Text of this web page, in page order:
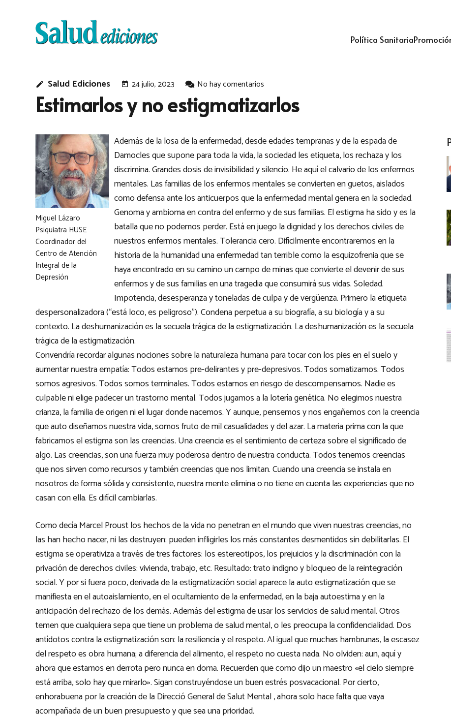
Política Sanitaria
edit Salud Ediciones today 24 julio, 2023 No hay comentarios
Estimarlos y no estigmatizarlos
Miguel Lázaro
Psiquiatra HUSE
Coordinador del
Centro de Atención
Integral de la
Depresión
Además de la losa de la enfermedad, desde edades tempranas y de la espada de
Damocles que supone para toda la vida, la sociedad les etiqueta, los rechaza y los
discrimina. Grandes dosis de invisibilidad y silencio. He aquí el calvario de los enfermos
mentales. Las familias de los enfermos mentales se convierten en guetos, aislados
como defensa ante los anticuerpos que la enfermedad mental genera en la sociedad.
Genoma y ambioma en contra del enfermo y de sus familias. El estigma ha sido y es la
batalla que no podemos perder. Está en juego la dignidad y los derechos civiles de
nuestros enfermos mentales. Tolerancia cero. Difícilmente encontraremos en la
historia de la humanidad una enfermedad tan terrible como la esquizofrenia que se
haya encontrado en su camino un campo de minas que convierte el devenir de sus
enfermos y de sus familias en una tragedia que consumirá sus vidas. Soledad.
Impotencia, desesperanza y toneladas de culpa y de vergüenza. Primero la etiqueta
despersonalizadora (“está loco, es peligroso”). Condena perpetua a su biografía, a su biología y a su
contexto. La deshumanización es la secuela trágica de la estigmatización. La deshumanización es la secuela
trágica de la estigmatización.
Convendría recordar algunas nociones sobre la naturaleza humana para tocar con los pies en el suelo y
aumentar nuestra empatía: Todos estamos pre-delirantes y pre-depresivos. Todos somatizamos. Todos
somos agresivos. Todos somos terminales. Todos estamos en riesgo de descompensarnos. Nadie es
culpable ni elige padecer un trastorno mental. Todos jugamos a la lotería genética. No elegimos nuestra
crianza, la familia de origen ni el lugar donde nacemos. Y aunque, pensemos y nos engañemos con la creencia
que auto diseñamos nuestra vida, somos fruto de mil casualidades y del azar. La materia prima con la que
fabricamos el estigma son las creencias. Una creencia es el sentimiento de certeza sobre el significado de
algo. Las creencias, son una fuerza muy poderosa dentro de nuestra conducta. Todos tenemos creencias
que nos sirven como recursos y también creencias que nos limitan. Cuando una creencia se instala en
nosotros de forma sólida y consistente, nuestra mente elimina o no tiene en cuenta las experiencias que no
casan con ella. Es difícil cambiarlas.
Como decía Marcel Proust los hechos de la vida no penetran en el mundo que viven nuestras creencias, no
las han hecho nacer, ni las destruyen: pueden infligirles los más constantes desmentidos sin debilitarlas. El
estigma se operativiza a través de tres factores: los estereotipos, los prejuicios y la discriminación con la
privación de derechos civiles: vivienda, trabajo, etc. Resultado: trato indigno y bloqueo de la reintegración
social. Y por si fuera poco, derivada de la estigmatización social aparece la auto estigmatización que se
manifiesta en el autoaislamiento, en el ocultamiento de la enfermedad, en la baja autoestima y en la
anticipación del rechazo de los demás. Además del estigma de usar los servicios de salud mental. Otros
temen que cualquiera sepa que tiene un problema de salud mental, o les preocupa la confidencialidad. Dos
antídotos contra la estigmatización son: la resiliencia y el respeto. Al igual que muchas hambrunas, la escasez
del respeto es obra humana; a diferencia del alimento, el respeto no cuesta nada. No olviden: aun, aquí y
ahora que estamos en derrota pero nunca en doma. Recuerden que como dijo un maestro «el cielo siempre
está arriba, solo hay que mirarlo». Sigan construyéndose un buen estrés posvacacional. Por cierto,
enhorabuena por la creación de la Direcció General de Salut Mental , ahora solo hace falta que vaya
acompañada de un buen presupuesto y que sea una prioridad.